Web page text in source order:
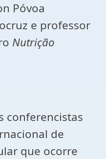
Póvoa
e professor
Nutrição
conferencistas
de
que ocorre